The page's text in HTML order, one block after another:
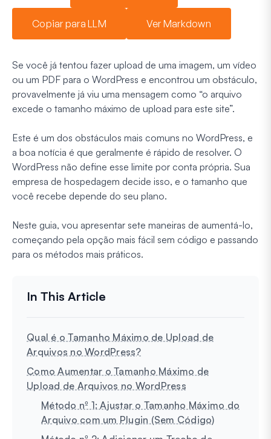
Copiar para LLM Ver Markdown
Se você já tentou fazer upload de uma imagem, um vídeo
ou um PDF para o WordPress e encontrou um obstáculo,
provavelmente já viu uma mensagem como “o arquivo
excede o tamanho máximo de upload para este site”.
Este é um dos obstáculos mais comuns no WordPress, e
a boa notícia é que geralmente é rápido de resolver. O
WordPress não define esse limite por conta própria. Sua
empresa de hospedagem decide isso, e o tamanho que
você recebe depende do seu plano.
Neste guia, vou apresentar sete maneiras de aumentá-lo,
começando pela opção mais fácil sem código e passando
para os métodos mais práticos.
Qual é o Tamanho Máximo de Upload de
Arquivos no WordPress?
Como Aumentar o Tamanho Máximo de
Upload de Arquivos no WordPress
Método nº 1: Ajustar o Tamanho Máximo do
Arquivo com um Plugin (Sem Código)